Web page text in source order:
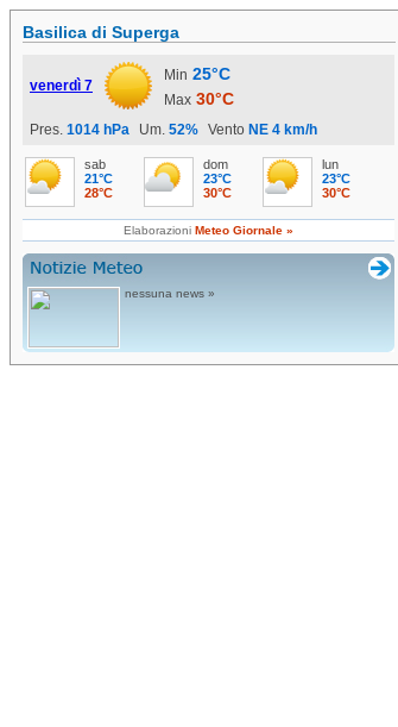
Basilica di Superga
venerdì 7
Min 25°C
Max 30°C
Pres. 1014 hPa Um. 52% Vento NE 4 km/h
sab
21°C
28°C
dom
23°C
30°C
lun
23°C
30°C
Elaborazioni Meteo Giornale »
nessuna news »